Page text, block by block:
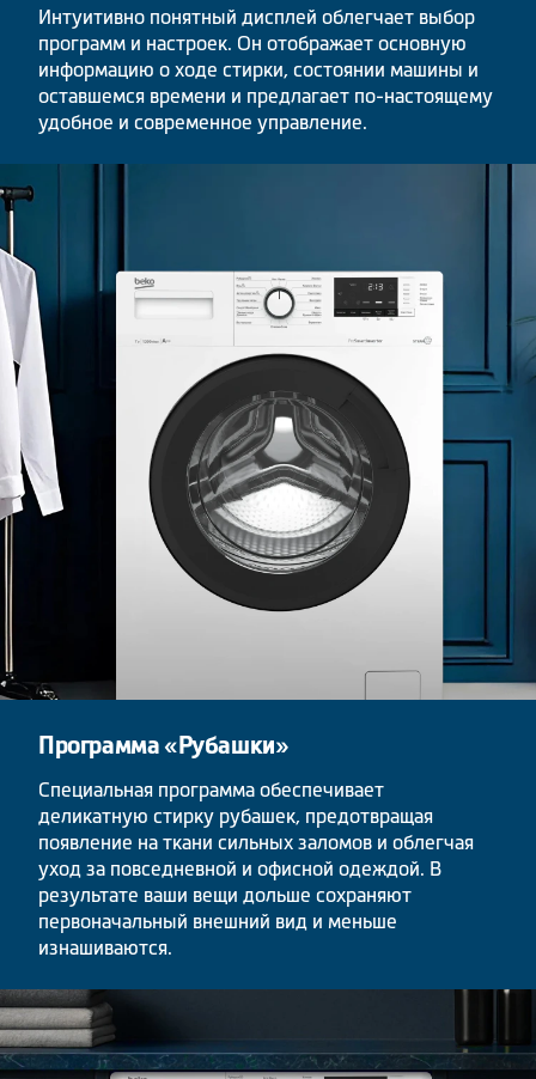
Интуитивно понятный дисплей облегчает выбор
программ и настроек. Он отображает основную
информацию о ходе стирки, состоянии машины и
оставшемся времени и предлагает по-настоящему
удобное и современное управление.
Программа «Рубашки»
Специальная программа обеспечивает
деликатную стирку рубашек, предотвращая
появление на ткани сильных заломов и облегчая
уход за повседневной и офисной одеждой. В
результате ваши вещи дольше сохраняют
первоначальный внешний вид и меньше
изнашиваются.